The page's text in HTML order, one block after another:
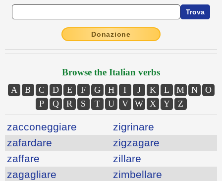
Donazione
Browse the Italian verbs
A B C D E F G H I J K L M N
O
P
Q R S T U V W X Y Z
zacconeggiare
zigrinare
zafardare
zigzagare
zaffare
zillare
zagagliare
zimbellare